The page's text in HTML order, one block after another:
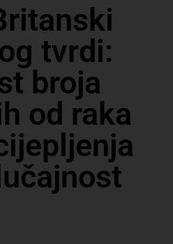
tvrdi:
broja
od raka